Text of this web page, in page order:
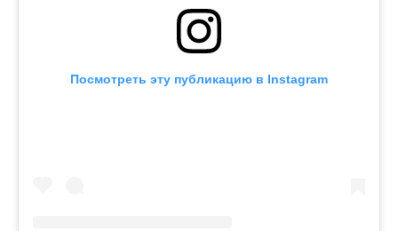
Посмотреть эту публикацию в Instagram